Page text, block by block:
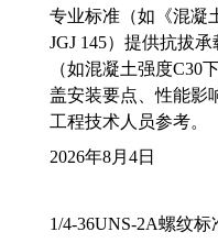
专业标准（如《混凝
JGJ 145）提供抗拔
（如混凝土强度C30
盖安装要点、性能影
工程技术人员参考。
2026年8月4日
1/4-36UNS-2A螺纹标